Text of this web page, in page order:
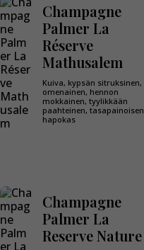
Champagne
Palmer La
Réserve
Mathusalem
Kuiva, kypsän sitruksinen,
omenainen, hennon
mokkainen, tyylikkään
paahteinen, tasapainoisen
hapokas
Champagne
Palmer La
Reserve Nature